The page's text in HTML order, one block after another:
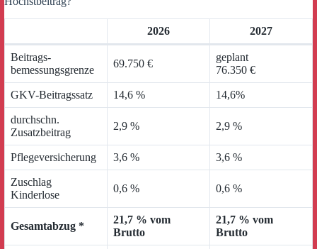
2026 2027
Beitrags-
bemessungsgrenze
69.750 €
geplant
76.350 €
GKV-Beitragssatz 14,6 % 14,6%
durchschn.
Zusatzbeitrag
2,9 % 2,9 %
Pflegeversicherung 3,6 % 3,6 %
Zuschlag
Kinderlose
0,6 % 0,6 %
Gesamtabzug *
21,7 % vom
Brutto
21,7 % vom
Brutto